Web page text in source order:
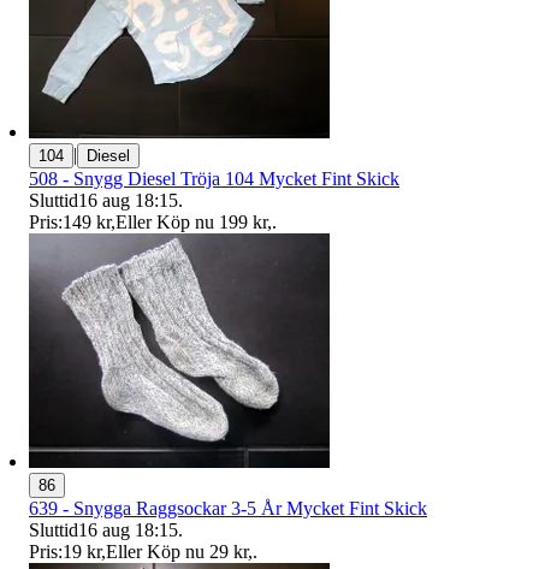
104 | Diesel
508 - Snygg Diesel Tröja 104 Mycket Fint Skick
Sluttid16 aug 18:15.
Pris:149 kr,Eller Köp nu 199 kr,.
86
639 - Snygga Raggsockar 3-5 År Mycket Fint Skick
Sluttid16 aug 18:15.
Pris:19 kr,Eller Köp nu 29 kr,.